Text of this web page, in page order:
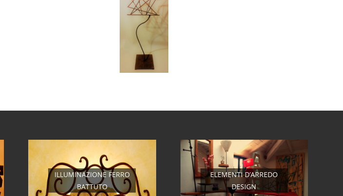
ILLUMINAZIONE FERRO
BATTUTO
ELEMENTI D’ARREDO
DESIGN